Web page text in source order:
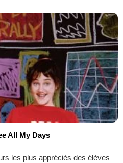
All My Days
les plus appréciés des élèves